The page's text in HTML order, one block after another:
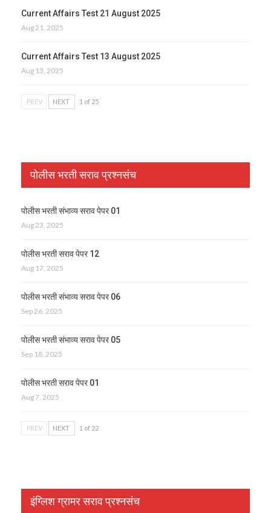
Current Affairs Test 21 August 2025
Aug 21, 2025
Current Affairs Test 13 August 2025
Aug 13, 2025
PREV NEXT 1 of 25
पोलीस भरती सराव प्रश्नसंच
पोलीस भरती संभाव्य सराव पेपर 01
Aug 23, 2025
पोलीस भरती सराव पेपर 12
Aug 17, 2025
पोलीस भरती संभाव्य सराव पेपर 06
Sep 26, 2025
पोलीस भरती संभाव्य सराव पेपर 05
Sep 18, 2025
पोलीस भरती सराव पेपर 01
Aug 7, 2025
PREV NEXT 1 of 22
इंग्लिश ग्रामर सराव प्रश्नसंच